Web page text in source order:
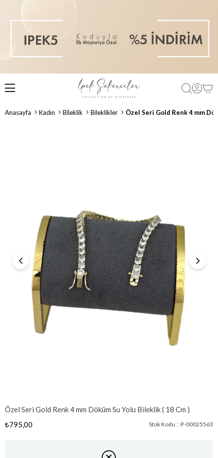
Anasayfa Kadın Bileklik Bileklikler
Özel Seri Gold Renk 4 mm Döküm Su Yolu Bileklik ( 18 Cm )
₺795,00
Stok Kodu P-00025563